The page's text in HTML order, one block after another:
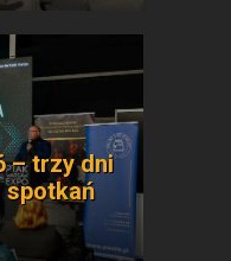
– trzy dni
spotkań